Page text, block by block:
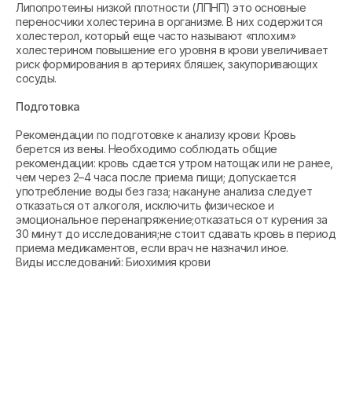
Липопротеины низкой плотности (ЛПНП) это основные
переносчики холестерина в организме. В них содержится
холестерол, который еще часто называют «плохим»
холестерином повышение его уровня в крови увеличивает
риск формирования в артериях бляшек, закупоривающих
сосуды.
Подготовка
Рекомендации по подготовке к анализу крови: Кровь
берется из вены. Необходимо соблюдать общие
рекомендации: кровь сдается утром натощак или не ранее,
чем через 2–4 часа после приема пищи; допускается
употребление воды без газа; накануне анализа следует
отказаться от алкоголя, исключить физическое и
эмоциональное перенапряжение;отказаться от курения за
30 минут до исследования;не стоит сдавать кровь в период
приема медикаментов, если врач не назначил иное.
Виды исследований: Биохимия крови